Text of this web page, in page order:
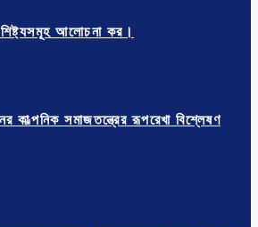
আলোচনা কর।
কাল্পনিক সমাজতন্ত্রের রূপরেখা বিশ্লেষণ